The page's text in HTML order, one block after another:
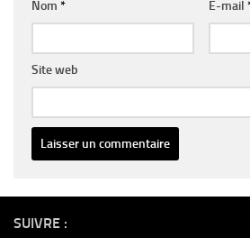
Nom * E-mail
Site web
SUIVRE :